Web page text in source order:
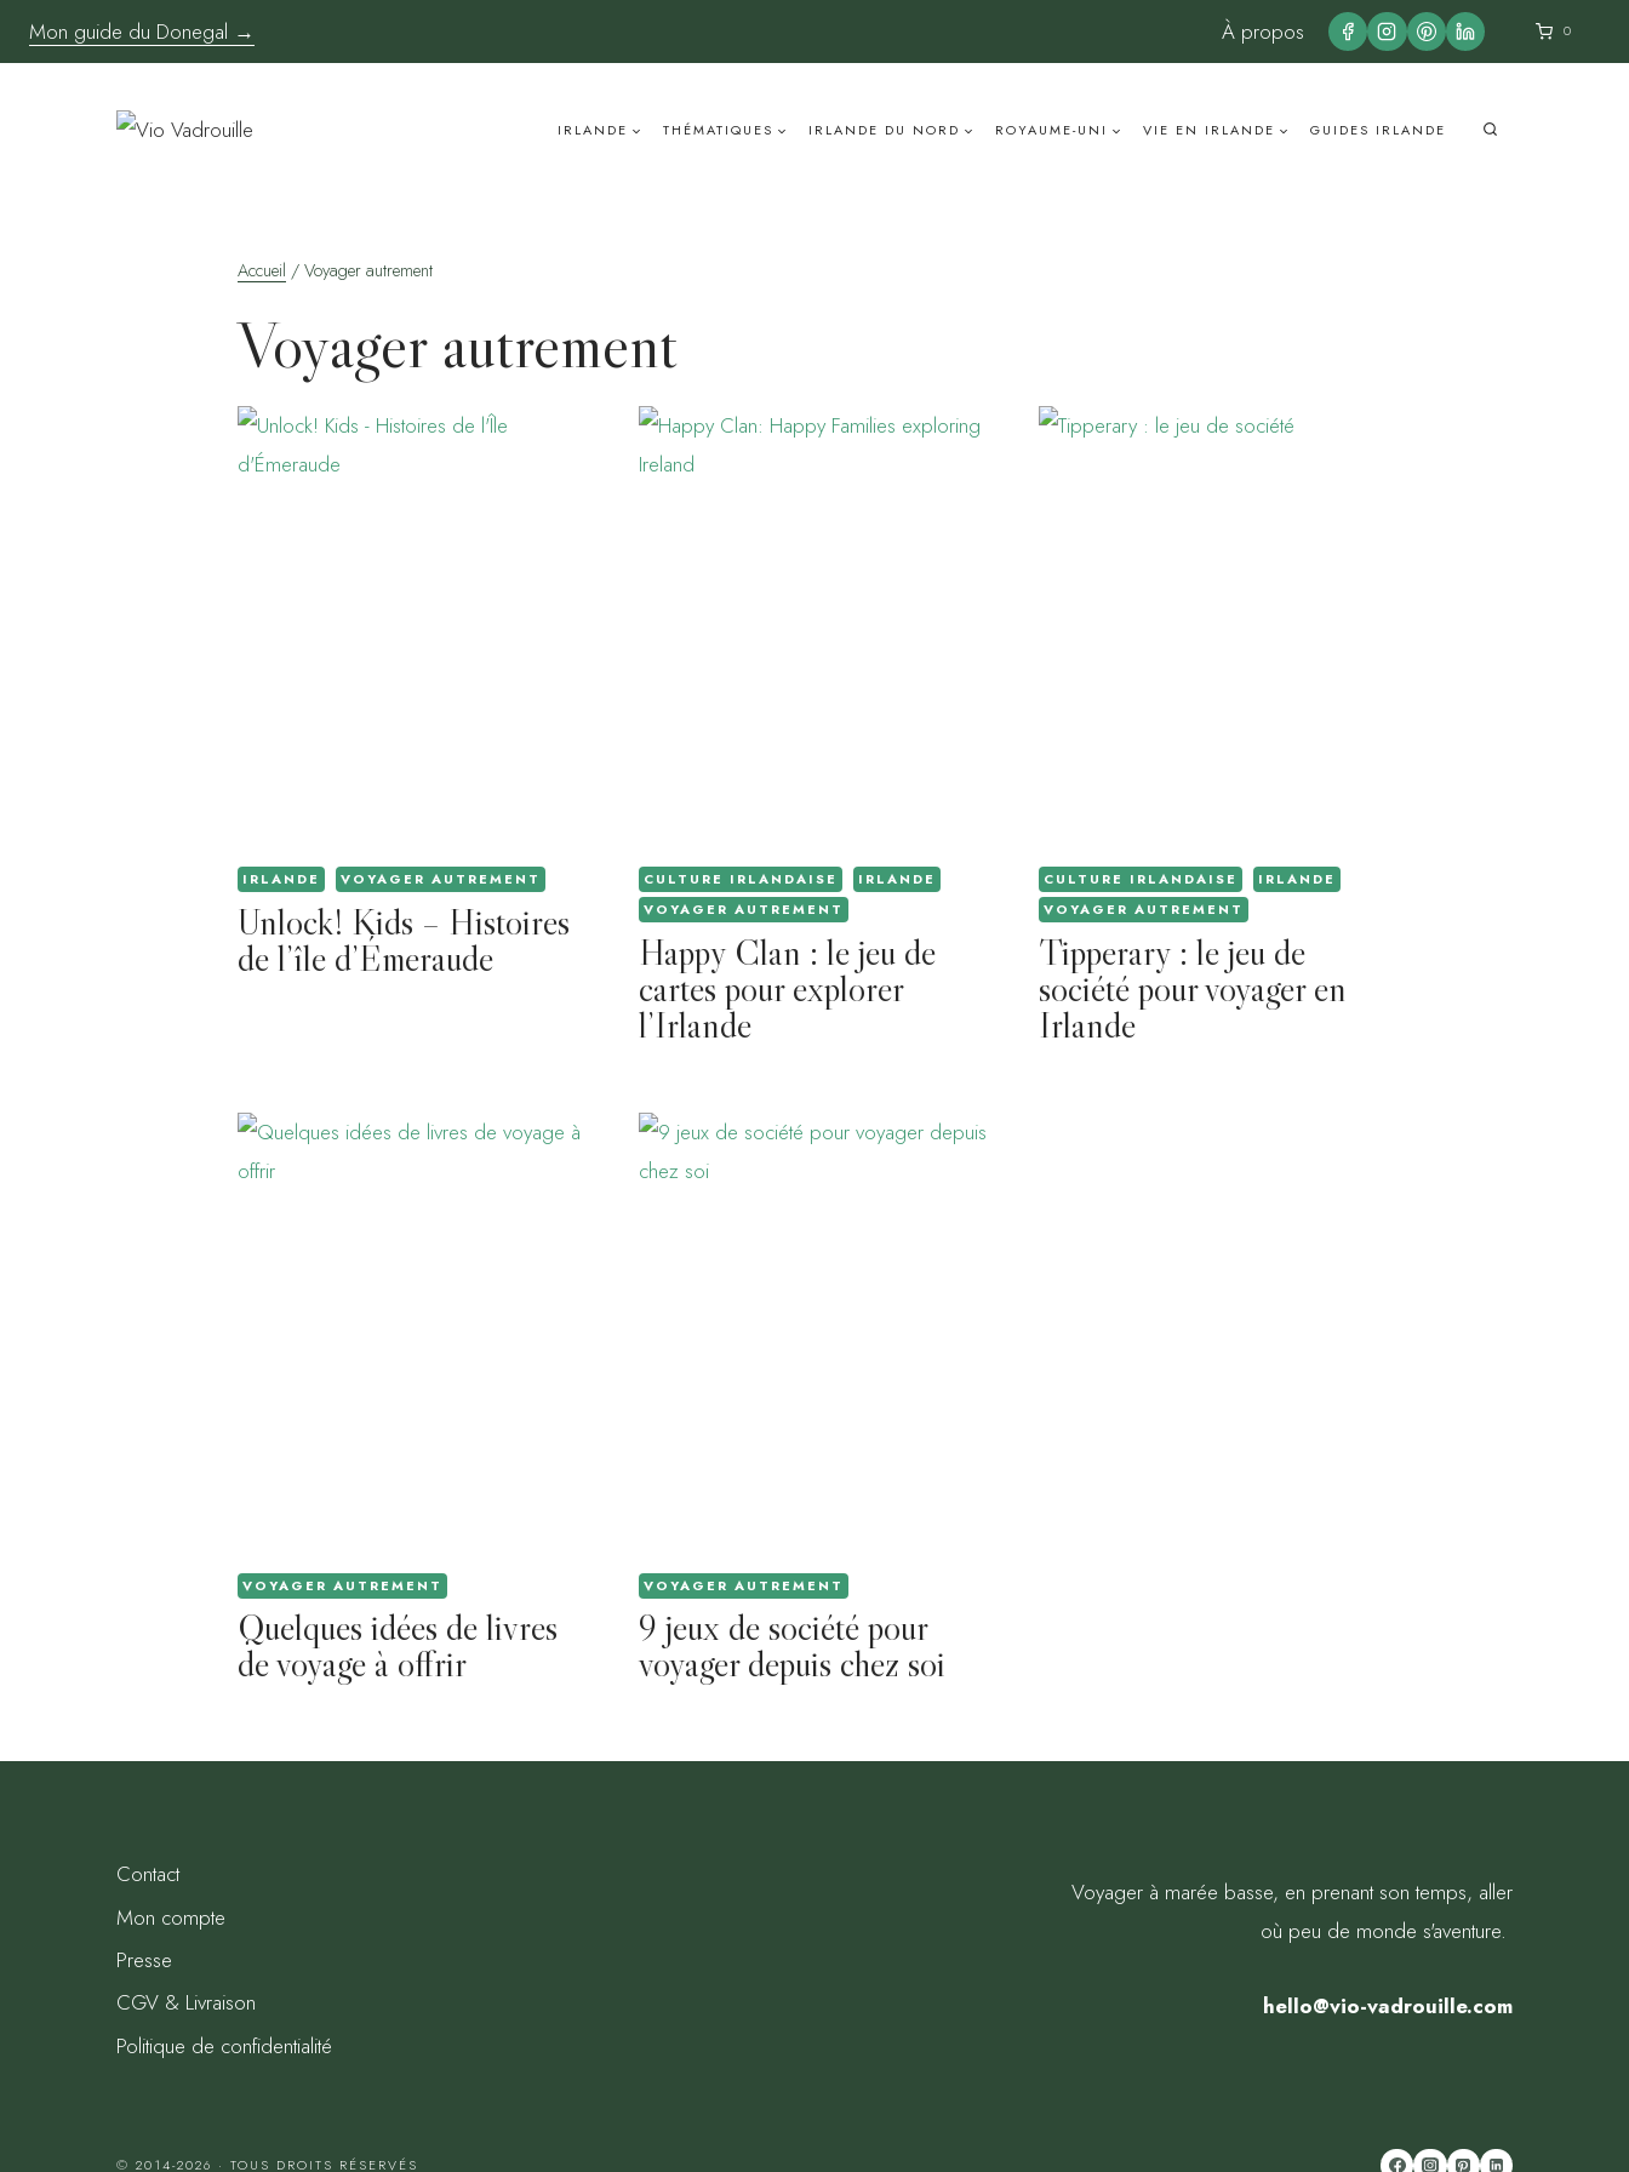
Aller
au
Mon guide du Donegal → À propos 0
IRLANDE THÉMATIQUES IRLANDE DU NORD ROYAUME-UNI VIE EN IRLANDE GUIDES IRLANDE
Accueil / Voyager autrement
Voyager autrement
IRLANDE VOYAGER AUTREMENT
Unlock! Kids – Histoires
de l’île d’Émeraude
CULTURE IRLANDAISE
IRLANDE
VOYAGER AUTREMENT
Happy Clan : le jeu de
cartes pour explorer
l’Irlande
CULTURE IRLANDAISE
IRLANDE
VOYAGER AUTREMENT
Tipperary : le jeu de
société pour voyager en
Irlande
VOYAGER AUTREMENT
Quelques idées de livres
de voyage à offrir
VOYAGER AUTREMENT
9 jeux de société pour
voyager depuis chez soi
Contact
Mon compte
Presse
CGV & Livraison
Politique de confidentialité
Voyager à marée basse, en prenant son temps, aller
où peu de monde s'aventure.
hello@vio-vadrouille.com
© 2014-2026 · TOUS DROITS RÉSERVÉS